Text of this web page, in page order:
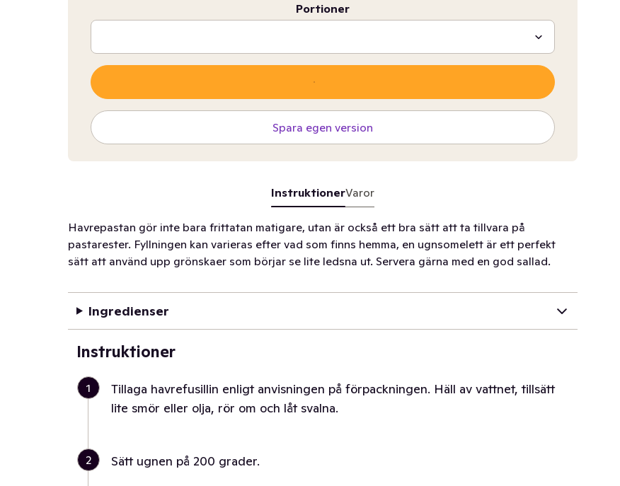
Portioner
Spara egen version
InstruktionerVaror
Havrepastan gör inte bara frittatan matigare, utan är också ett bra sätt att ta tillvara på
pastarester. Fyllningen kan varieras efter vad som finns hemma, en ugnsomelett är ett perfekt
sätt att använd upp grönskaer som börjar se lite ledsna ut. Servera gärna med en god sallad.
Ingredienser
Instruktioner
1
Tillaga havrefusillin enligt anvisningen på förpackningen. Häll av vattnet, tillsätt
lite smör eller olja, rör om och låt svalna.
2 Sätt ugnen på 200 grader.